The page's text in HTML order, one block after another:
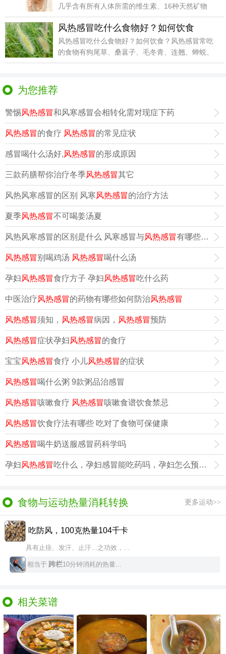
几乎含有所有人体所需的维生素、16种天然矿物
质，并能有效
风热感冒吃什么食物好？如何饮食
风热感冒吃什么食物好？如何饮食？风热感冒常吃
的食物有狗尾草、桑葚子、毛冬青、连翘、蝉蜕、
牛蒡茶、白毫
为您推荐
警惕风热感冒和风寒感冒会相转化需对现症下药
风热感冒的食疗 风热感冒的常见症状
感冒喝什么汤好,风热感冒的形成原因
三款药膳帮你治疗冬季风热感冒其它
风热风寒感冒的区别 风寒风热感冒的治疗方法
夏季风热感冒不可喝姜汤夏
风热风寒感冒的区别是什么 风寒感冒与风热感冒有哪些治疗方法
风热感冒别喝鸡汤 风热感冒 喝什么汤
孕妇风热感冒食疗方子 孕妇风热感冒 吃什么药
中医治疗风热感冒的药物有哪些如何防治风热感冒
风热感冒须知， 风热感冒病因， 风热感冒预防
风热感冒症状孕妇风热感冒的食疗
宝宝风热感冒食疗 小儿风热感冒的症状
风热感冒 喝什么粥 9款粥品治感冒
风热感冒 咳嗽食疗 风热感冒 咳嗽食谱饮食禁忌
风热感冒饮食疗法有哪些 吃对了食物可保健康
风热感冒 喝牛奶送服感冒药科学吗
孕妇风热感冒 吃什么，孕妇感冒能吃药吗，孕妇怎么预防感冒
食物与运动热量消耗转换 更多运动>>
吃防风，100克热量104千卡
具有止痉、发汗、止汗...之功效，...
相当于 跨栏10分钟消耗的热量...
相关菜谱